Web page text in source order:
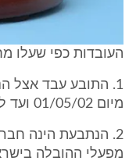
העובדות כפי שעלו
1. התובע עבד אצל
מיום 01/05/02 ועד ליום 18/02/08 (69.5 חודשים).
2. הנתבעת הינה
מפעלי ההובלה